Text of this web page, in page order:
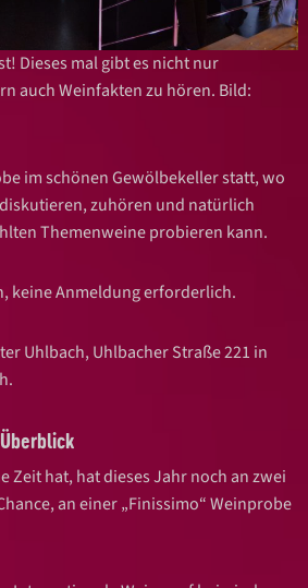
Dieses mal gibt es nicht nur
auch Weinfakten zu hören. Bild:
im schönen Gewölbekeller statt, wo
zuhören und natürlich
Themenweine probieren kann.
keine Anmeldung erforderlich.
Uhlbach, Uhlbacher Straße 221 in
Zeit hat, hat dieses Jahr noch an zwei
an einer „Finissimo“ Weinprobe